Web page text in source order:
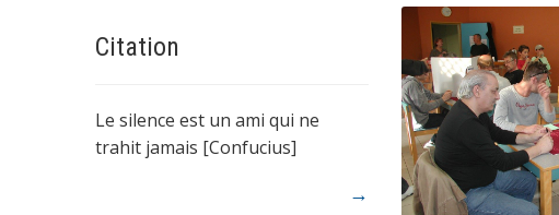
Citation
Le silence est un ami qui ne
trahit jamais [Confucius]
→